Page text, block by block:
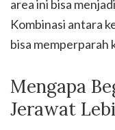
area ini bisa
Kombinasi antara
bisa memperparah
Mengapa
Jerawat